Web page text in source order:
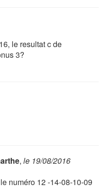
le resultat c de
3?
, le 19/08/2016
numéro 12 -14-08-10-09